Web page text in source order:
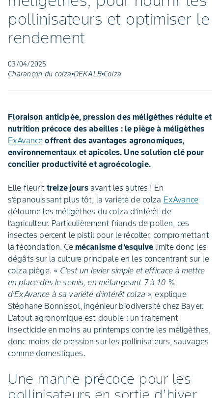
pollinisateurs et optimiser le
rendement
03/04/2025
Charançon du colza DEKALB Colza
Floraison anticipée, pression des méligèthes réduite et
nutrition précoce des abeilles : le piège à méligèthes
ExAvance offrent des avantages agronomiques,
environnementaux et apicoles. Une solution clé pour
concilier productivité et agroécologie.
Elle fleurit treize joursavant les autres ! En
s’épanouissant plus tôt, la variété de colza ExAvance
détourne les méligèthes du colza d’intérêt de
l’agriculteur. Particulièrement friands de pollen, ces
insectes percent le pistil pour le récolter, compromettant
la fécondation. Ce mécanisme d’esquivelimite donc les
dégâts sur la culture principale en les concentrant sur le
colza piège. « C’est un levier simple et efficace à mettre
en place dès le semis, en mélangeant 7 à 10 %
d’ExAvance à sa variété d’intérêt colza », explique
Stéphane Bonnissol, ingénieur biodiversité chez Bayer.
L’atout agronomique est double : un traitement
insecticide en moins au printemps contre les méligèthes,
donc moins de pression sur les pollinisateurs, sauvages
comme domestiques.
Une manne précoce pour les